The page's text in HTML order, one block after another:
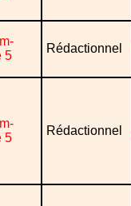
5
Rédactionnel
5
Rédactionnel